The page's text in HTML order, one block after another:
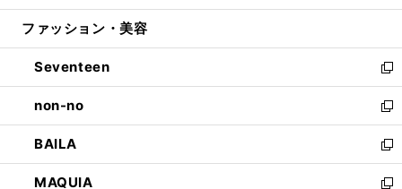
開
ウ
開
く
ン
ウ
で
開
く
ウ
ン
ド
ウ
で
開
く
ファッション・美容
Seventeen
新
し
い
ウ
ィ
ン
ド
non-no
新
し
い
ウ
ィ
BAILA
新
し
い
MAQUIA